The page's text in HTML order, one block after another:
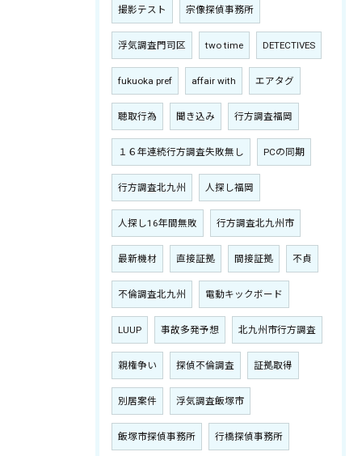
撮影テスト 宗像探偵事務所
浮気調査門司区 two time DETECTIVES
fukuoka pref affair with エアタグ
聴取行為 聞き込み 行方調査福岡
１６年連続行方調査失敗無し PCの同期
行方調査北九州 人探し福岡
人探し16年間無敗 行方調査北九州市
最新機材 直接証拠 間接証拠 不貞
不倫調査北九州 電動キックボード
LUUP 事故多発予想 北九州市行方調査
親権争い 探偵不倫調査 証拠取得
別居案件 浮気調査飯塚市
飯塚市探偵事務所 行橋探偵事務所